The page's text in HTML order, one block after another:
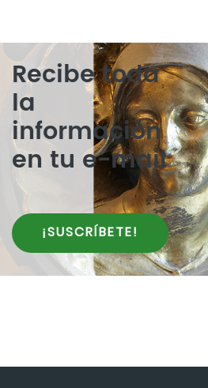
Recibe toda
la
información
en tu e-mail
¡SUSCRÍBETE!